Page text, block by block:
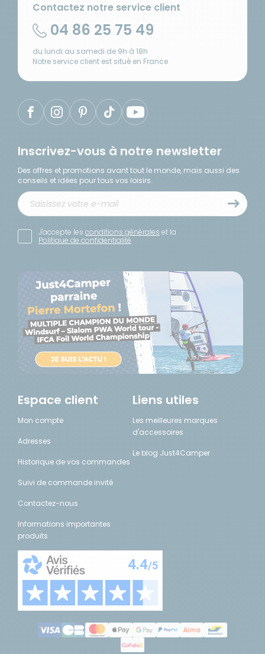
Contactez notre service client
04 86 25 75 49
du lundi au samedi de 9h à 18h
Notre service client est situé en France
Inscrivez-vous à notre newsletter
Des offres et promotions avant tout le monde, mais aussi des
conseils et idées pour tous vos loisirs.
J'accepte les conditions générales et la
Politique de confidentialité
Espace client
Mon compte
Adresses
Historique de vos commandes
Suivi de commande invité
Contactez-nous
Informations importantes
produits
Liens utiles
Les meilleures marques
d'accessoires
Le blog Just4Camper